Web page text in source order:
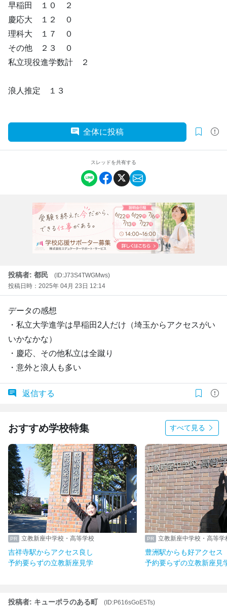
早稲田 １０ ２
慶応大 １２ ０
理科大 １７ ０
その他 ２３ ０
私立現役進学数計 ２
浪人推定 １３
全体に投稿
スレッドを共有する
投稿者: 都民
(ID:J73S4TWGMws)
投稿日時：2025年 04月 23日 12:14
データの感想
・私立大学進学は早稲田2人だけ（埼玉からアクセスがい
いかなかな）
・慶応、その他私立は全蹴り
・意外と浪人も多い
返信する
おすすめ学校特集 すべて見る
座中学校・高等学校
らアクセス良し
の立教新座見学
立教新座中学校・高等学校
豊洲駅からも好アクセス
予約要らずの立教新座見学
投稿者: キューポラのある町
(ID:P616sGoE5Ts)